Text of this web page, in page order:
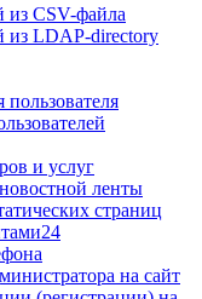
из CSV-файла
из LDAP-directory
пользователя
и услуг
ленты
страниц
на сайт